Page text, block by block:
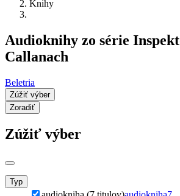
Knihy
Audioknihy zo série
Callanach
Beletria
Zúžiť výber
Zoradiť
Zúžiť výber
Typ